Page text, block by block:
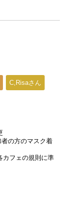
C,Risaさん
の方のマスク着
カフェの規則に準